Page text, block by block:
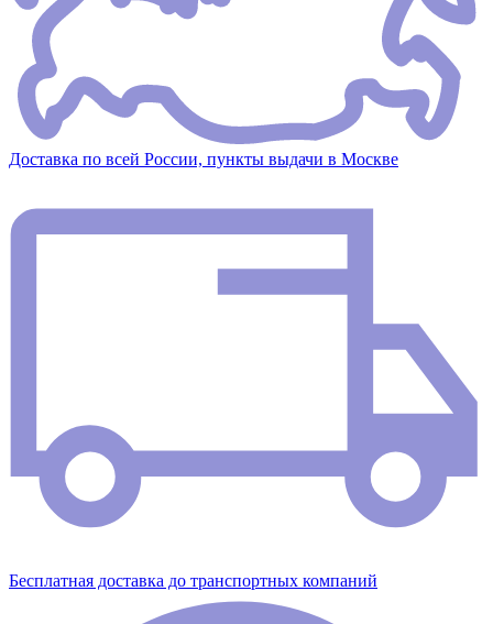
Доставка по всей России, пункты выдачи в Москве
Бесплатная доставка до транспортных компаний